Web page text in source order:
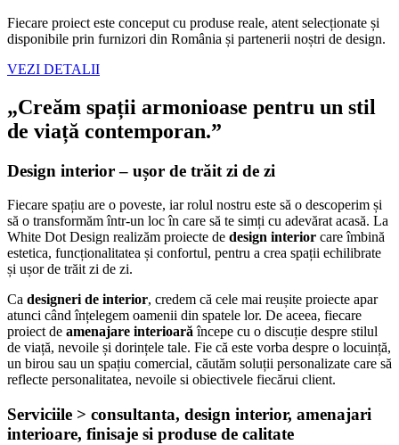
Fiecare proiect este conceput cu produse reale, atent selecționate și
disponibile prin furnizori din România și partenerii noștri de design.
VEZI DETALII
„Creăm spații armonioase pentru un stil
de viață contemporan.”
Design interior – ușor de trăit zi de zi
Fiecare spațiu are o poveste, iar rolul nostru este să o descoperim și
să o transformăm într-un loc în care să te simți cu adevărat acasă. La
White Dot Design realizăm proiecte de design interior care îmbină
estetica, funcționalitatea și confortul, pentru a crea spații echilibrate
și ușor de trăit zi de zi.
Ca designeri de interior, credem că cele mai reușite proiecte apar
atunci când înțelegem oamenii din spatele lor. De aceea, fiecare
proiect de amenajare interioarăîncepe cu o discuție despre stilul
de viață, nevoile și dorințele tale. Fie că este vorba despre o locuință,
un birou sau un spațiu comercial, căutăm soluții personalizate care să
reflecte personalitatea, nevoile si obiectivele fiecărui client.
Serviciile > consultanta, design interior, amenajari
interioare, finisaje si produse de calitate